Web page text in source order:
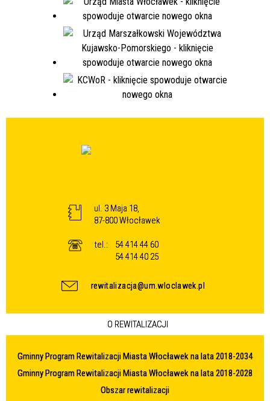
ul. 3 Maja 18,
87-800 Włocławek
tel.:
54 414 44 60
54 414 40 25
rewitalizacja@um.wloclawek.pl
O REWITALIZACJI
Gminny Program Rewitalizacji Miasta Włocławek na lata 2018-2034
Gminny Program Rewitalizacji Miasta Włocławek na lata 2018-2028
Obszar rewitalizacji